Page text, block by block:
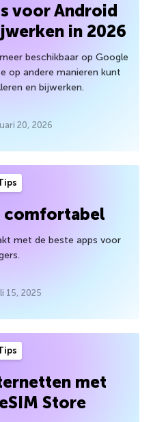
voor Android
in 2026
beschikbaar op Google
op andere manieren kunt
en bijwerken.
20, 2026
comfortabel
met de beste apps voor
15, 2025
met
Store